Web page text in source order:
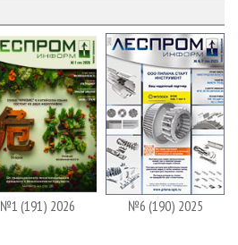
№1 (191) 2026 №6 (190) 2025